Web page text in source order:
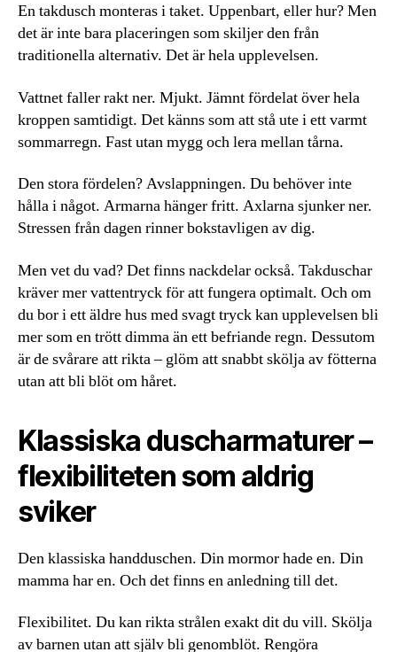
En takdusch monteras i taket. Uppenbart, eller hur? Men
det är inte bara placeringen som skiljer den från
traditionella alternativ. Det är hela upplevelsen.
Vattnet faller rakt ner. Mjukt. Jämnt fördelat över hela
kroppen samtidigt. Det känns som att stå ute i ett varmt
sommarregn. Fast utan mygg och lera mellan tårna.
Den stora fördelen? Avslappningen. Du behöver inte
hålla i något. Armarna hänger fritt. Axlarna sjunker ner.
Stressen från dagen rinner bokstavligen av dig.
Men vet du vad? Det finns nackdelar också. Takduschar
kräver mer vattentryck för att fungera optimalt. Och om
du bor i ett äldre hus med svagt tryck kan upplevelsen bli
mer som en trött dimma än ett befriande regn. Dessutom
är de svårare att rikta – glöm att snabbt skölja av fötterna
utan att bli blöt om håret.
Klassiska duscharmaturer –
flexibiliteten som aldrig
sviker
Den klassiska handduschen. Din mormor hade en. Din
mamma har en. Och det finns en anledning till det.
Flexibilitet. Du kan rikta strålen exakt dit du vill. Skölja
av barnen utan att själv bli genomblöt. Rengöra